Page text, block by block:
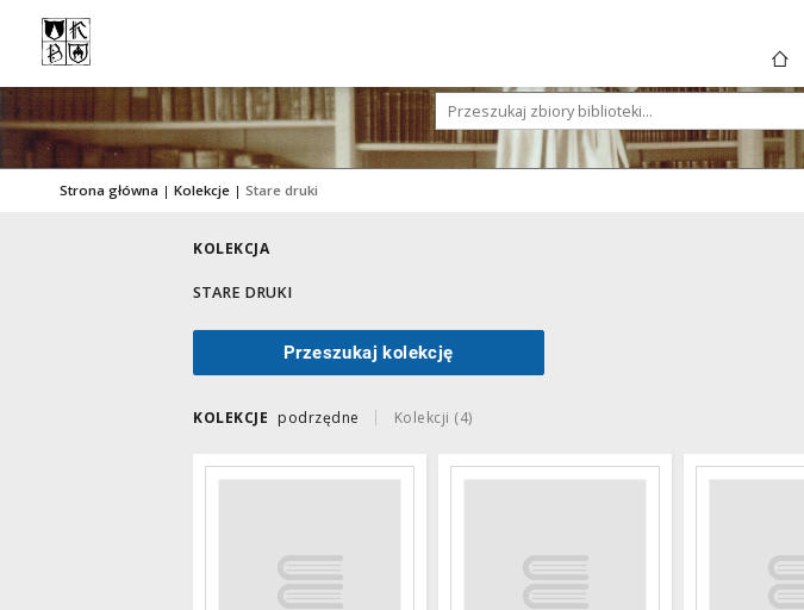
Strona główna | Kolekcje | Stare druki
KOLEKCJA
STARE DRUKI
Przeszukaj kolekcję
KOLEKCJE podrzędne Kolekcji (4)